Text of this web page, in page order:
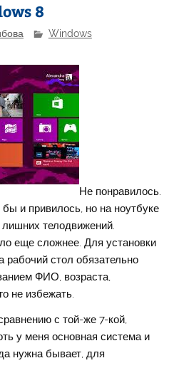
8
Windows
Не понравилось.
и привилось, но на ноутбуке
телодвижений.
еще сложнее. Для установки
рабочий стол обязательно
ФИО, возраста,
не избежать.
с той-же 7-кой,
у меня основная система и
нужна бывает, для